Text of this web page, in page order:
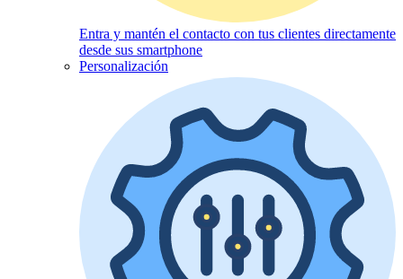
Entra y mantén el contacto con tus clientes directamente
desde sus smartphone
Personalización